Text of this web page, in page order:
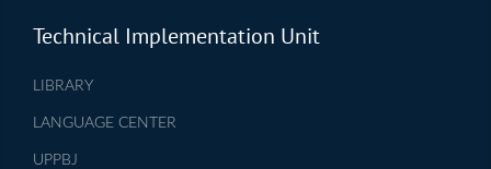
Technical Implementation Unit
LIBRARY
LANGUAGE CENTER
UPPBJ